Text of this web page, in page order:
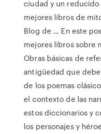
ciudad y un
mejores libros de
Blog de ... En este
mejores libros sobre
Obras básicas de
antigüedad que
de los poemas
el contexto de las
estos diccionarios y
los personajes y